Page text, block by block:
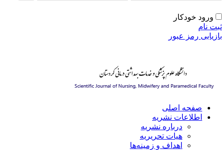
ورود خودکار
نام
رمز عبور
صفحه اصلی
اطلاعات نشریه
درباره نشریه
هیات تحریریه
اهداف و زمینه‌ها